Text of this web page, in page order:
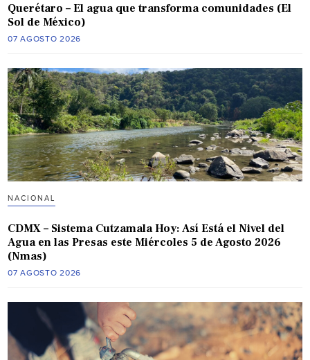
Querétaro – El agua que transforma comunidades (El
Sol de México)
07 AGOSTO 2026
NACIONAL
CDMX – Sistema Cutzamala Hoy: Así Está el Nivel del
Agua en las Presas este Miércoles 5 de Agosto 2026
(Nmas)
07 AGOSTO 2026